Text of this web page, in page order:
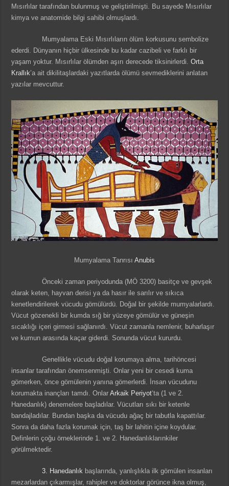
Mısırlılar tarafından bulunmuş ve geliştirilmişti. Bu sayede Mısırlılar
kimya ve anatomide bilgi sahibi olmuşlardı.
Mumyalama Eski Mısırlıların ölüm korkusunu sembolize
ederdi. Dünyanın hiçbir ülkesinde bu kadar cazibeli ve farklı bir
yaşam yoktur. Mısırlılar ölümden aşırı derecede tiksinirlerdi.Orta
Krallık’a ait dikilitaşlardaki yazıtlarda ölümü sevmediklerini anlatan
yazılar mevcuttur.
Mumyalama Tanrısı Anubis
Önceki zaman periyodunda (MÖ 3200) basitçe ve gevşek
olarak keten, hayvan derisi ya da hasır ile sarılır ve sıkıca
kenetlendirilerek vücudu gömülürdü. Doğal bir şekilde mumyalarlardı.
Vücut gözenekli bir kumda sığ bir yüzeye gömülür ve güneşin
sıcaklığı içeri girmesi sağlanırdı. Vücut zamanla nemlenir, buharlaşır
ve kumun arasında kaçar giderdi. Sonunda vücut kururdu.
Genellikle vücudu doğal korumaya alma, tarihöncesi
insanlar tarafından önemsenmişti. Onlar yeni bir cesedi kuma
gömerken, önce gömülenin yanına gömerlerdi. İnsan vücudunu
korumakta inançları tamdı. OnlarArkaik Periyot‘ta (1 ve 2.
Hanedanlık) denemelere başladılar. Vücutları sıkı bir ketenle
bandajladılar. Bundan başka da vücudu ağaç bir tabutla kapattılar.
Sonra da daha fazla korumak için, taş bir lahitin içine koydular.
Definlerin çoğu örneklerinde 1. ve 2. Hanedanlıklarınkiler
görülmektedir.
3. Hanedanlık başlarında, yanlışlıkla ilk gömülen insanları
mezarlardan çıkarmışlar, rahipler ve doktorlar görünce ikna olmuş,